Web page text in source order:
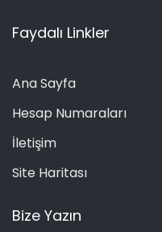
Faydalı Linkler
Ana Sayfa
Hesap Numaraları
İletişim
Site Haritası
Bize Yazın